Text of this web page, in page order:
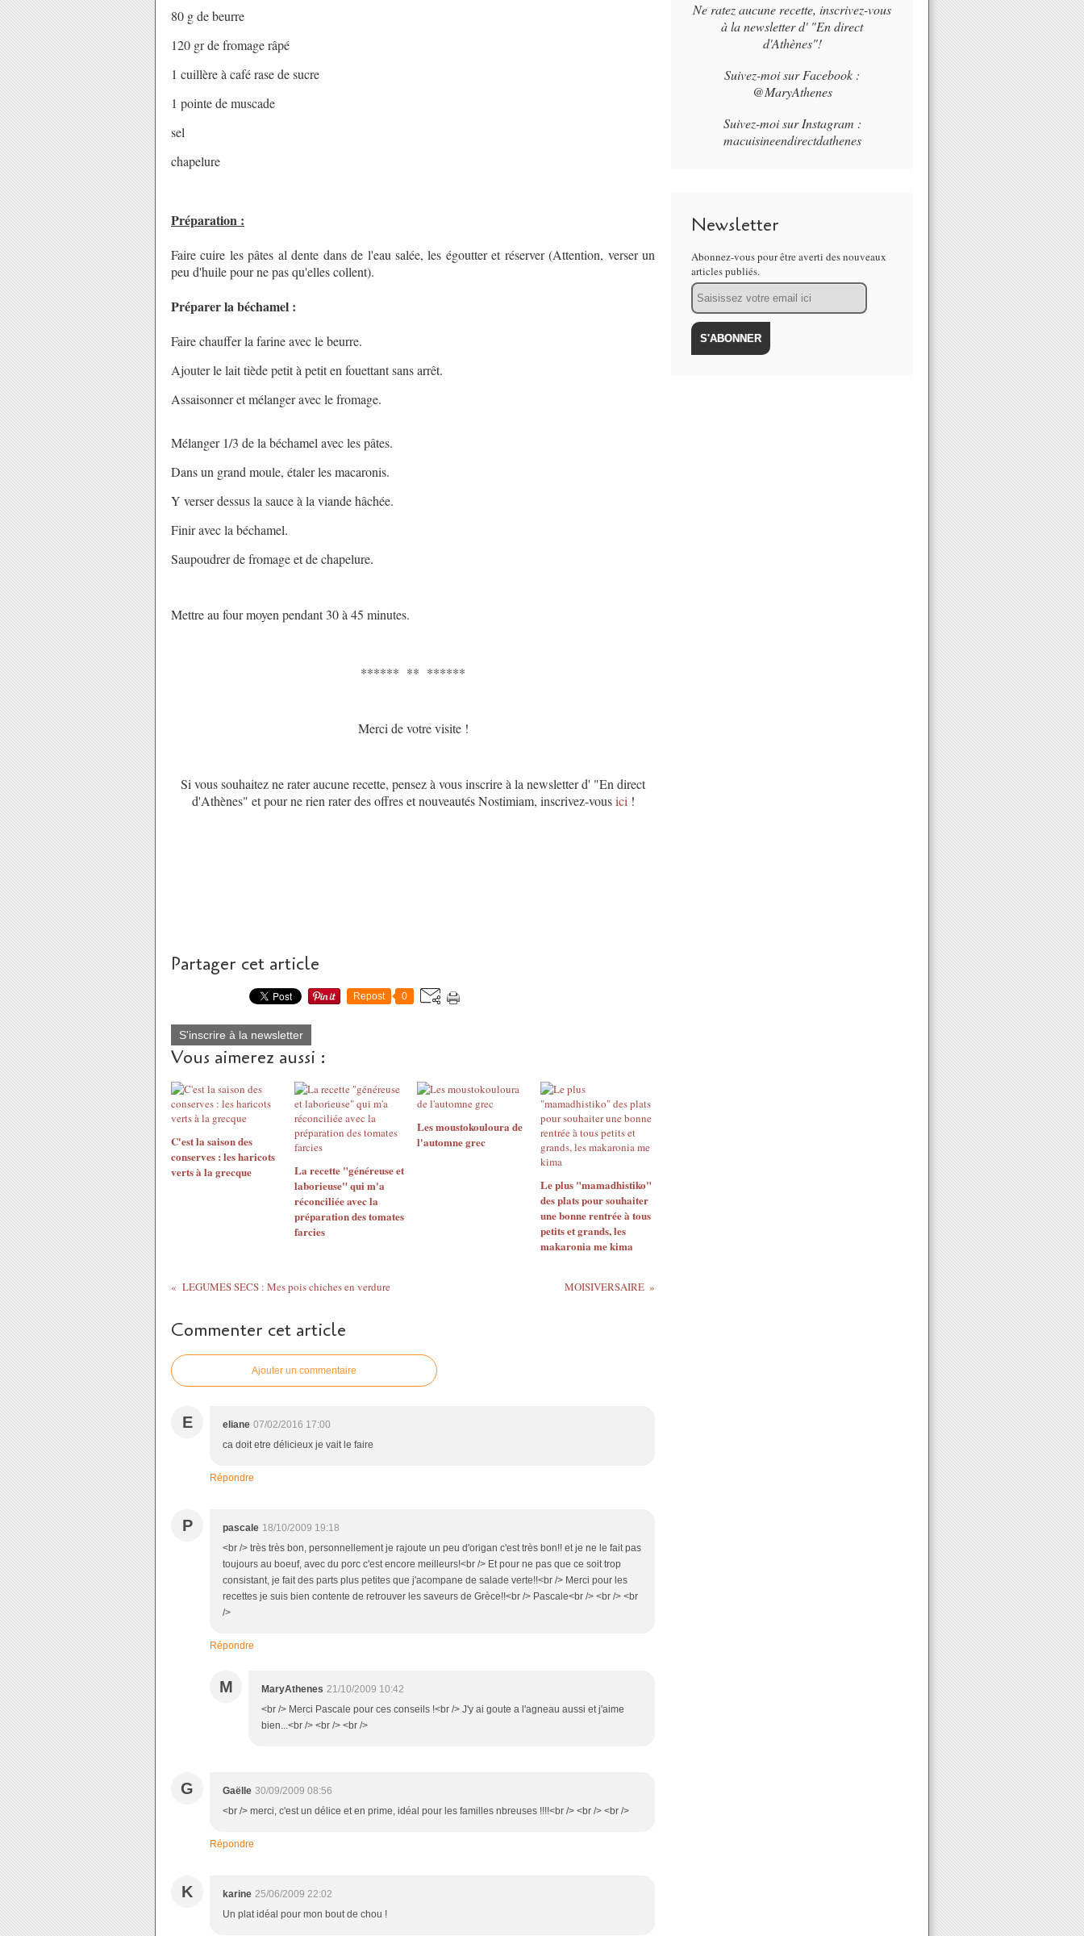
80 g de beurre
120 gr de fromage râpé
1 cuillère à café rase de sucre
1 pointe de muscade
sel
chapelure
Préparation :
Faire cuire les pâtes al dente dans de l'eau salée, les égoutter et réserver (Attention, verser un
peu d'huile pour ne pas qu'elles collent).
Préparer la béchamel :
Faire chauffer la farine avec le beurre.
Ajouter le lait tiède petit à petit en fouettant sans arrêt.
Assaisonner et mélanger avec le fromage.
Mélanger 1/3 de la béchamel avec les pâtes.
Dans un grand moule, étaler les macaronis.
Y verser dessus la sauce à la viande hâchée.
Finir avec la béchamel.
Saupoudrer de fromage et de chapelure.
Mettre au four moyen pendant 30 à 45 minutes.
****** ** ******
Merci de votre visite !
Si vous souhaitez ne rater aucune recette, pensez à vous inscrire à la newsletter d' "En direct
d'Athènes" et pour ne rien rater des offres et nouveautés Nostimiam, inscrivez-vousici !
Partager cet article
Repost 0
S'inscrire à la newsletter
Vous aimerez aussi :
C'est la saison des
conserves : les haricots
verts à la grecque
La recette "généreuse et
laborieuse" qui m'a
réconciliée avec la
préparation des tomates
farcies
Les moustokouloura de
l'automne grec
Le plus "mamadhistiko"
des plats pour souhaiter
une bonne rentrée à tous
petits et grands, les
makaronia me kima
LEGUMES SECS : Mes pois chiches en verdure MOISIVERSAIRE
Commenter cet article
Ajouter un commentaire
E eliane 07/02/2016 17:00
ca doit etre délicieux je vait le faire
Répondre
P pascale 18/10/2009 19:18
<br /> très très bon, personnellement je rajoute un peu d'origan c'est très bon!! et je ne le fait pas
toujours au boeuf, avec du porc c'est encore meilleurs!<br /> Et pour ne pas que ce soit trop
consistant, je fait des parts plus petites que j'acompane de salade verte!!<br /> Merci pour les
recettes je suis bien contente de retrouver les saveurs de Grèce!!<br /> Pascale<br /> <br /> <br
/>
Répondre
M MaryAthenes 21/10/2009 10:42
<br /> Merci Pascale pour ces conseils !<br /> J'y ai goute a l'agneau aussi et j'aime
bien...<br /> <br /> <br />
G Gaëlle 30/09/2009 08:56
<br /> merci, c'est un délice et en prime, idéal pour les familles nbreuses !!!!<br /> <br /> <br />
Répondre
K karine 25/06/2009 22:02
Un plat idéal pour mon bout de chou !
Ne ratez aucune recette, inscrivez-vous
à la newsletter d' "En direct
d'Athènes"!
Suivez-moi sur Facebook :
@MaryAthenes
Suivez-moi sur Instagram :
macuisineendirectdathenes
Newsletter
Abonnez-vous pour être averti des nouveaux
articles publiés.
Email